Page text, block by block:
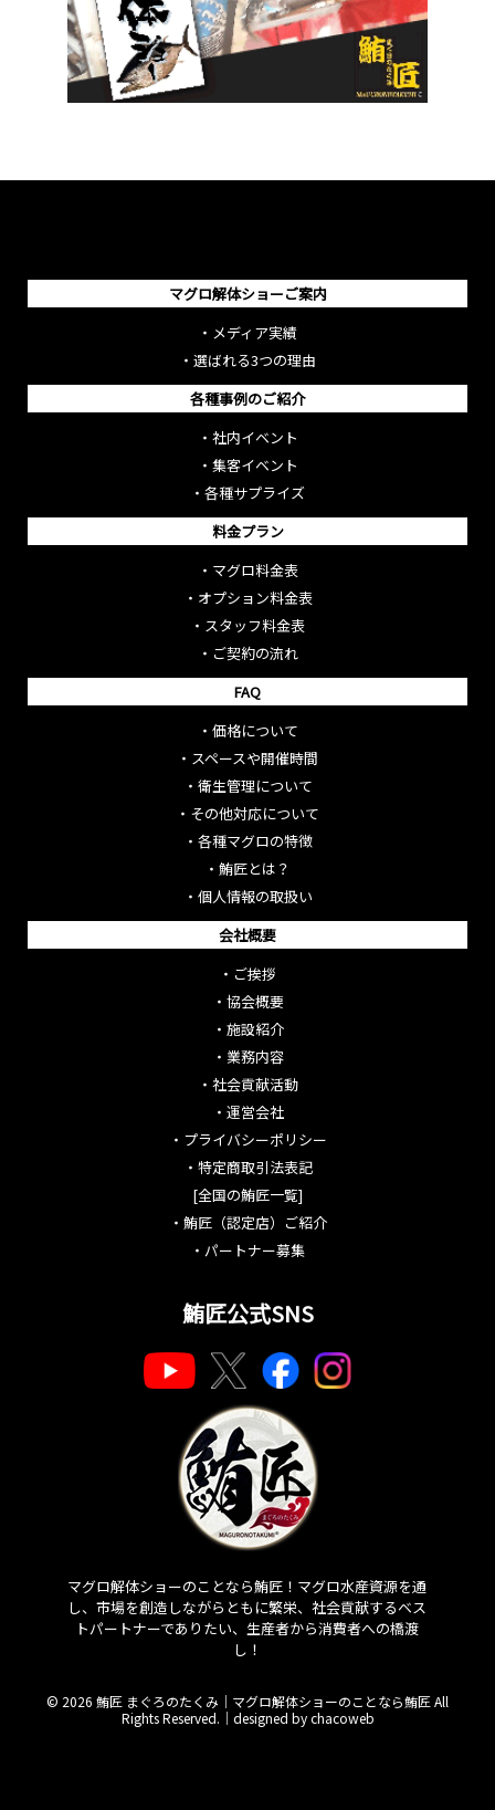
マグロ解体ショーご案内
・ メディア実績
・ 選ばれる3つの理由
各種事例のご紹介
・ 社内イベント
・ 集客イベント
・ 各種サプライズ
料金プラン
・ マグロ料金表
・ オプション料金表
・ スタッフ料金表
・ ご契約の流れ
FAQ
・ 価格について
・ スペースや開催時間
・ 衛生管理について
・ その他対応について
・ 各種マグロの特徴
・ 鮪匠とは？
・ 個人情報の取扱い
会社概要
・ ご挨拶
・ 協会概要
・ 施設紹介
・ 業務内容
・ 社会貢献活動
・ 運営会社
・ プライバシーポリシー
・ 特定商取引法表記
[全国の鮪匠一覧]
・ 鮪匠（認定店）ご紹介
・ パートナー募集
鮪匠公式SNS
マグロ解体ショーのことなら鮪匠！マグロ水産資源を通
し、市場を創造しながらともに繁栄、社会貢献するベス
トパートナーでありたい、生産者から消費者への橋渡
し！
© 2026 鮪匠 まぐろのたくみ｜マグロ解体ショーのことなら鮪匠 All
Rights Reserved.｜ designed by chacoweb